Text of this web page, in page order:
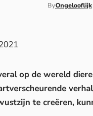
ByOngelooflijk
op de wereld
te creëren,